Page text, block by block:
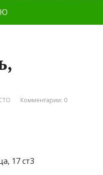
Комментарии: 0
17 ст3